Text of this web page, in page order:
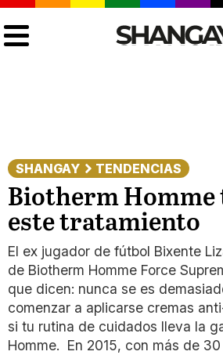
SHANGAY TENDENCIAS
Biotherm Homme
este tratamiento
El ex jugador de fútbol Bixente
de Biotherm Homme Force
que dicen: nunca se es
comenzar a aplicarse cremas
si tu rutina de cuidados lleva la
Homme. En 2015, con más de